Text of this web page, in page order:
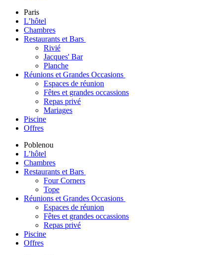
Paris
L’hôtel
Chambres
Restaurants et Bars
Rivié
Jacques' Bar
Planche
Réunions et Grandes Occasions
Espaces de réunion
Fêtes et grandes occassions
Repas privé
Mariages
Piscine
Offres
Poblenou
L’hôtel
Chambres
Restaurants et Bars
Four Corners
Tope
Réunions et Grandes Occasions
Espaces de réunion
Fêtes et grandes occassions
Repas privé
Piscine
Offres